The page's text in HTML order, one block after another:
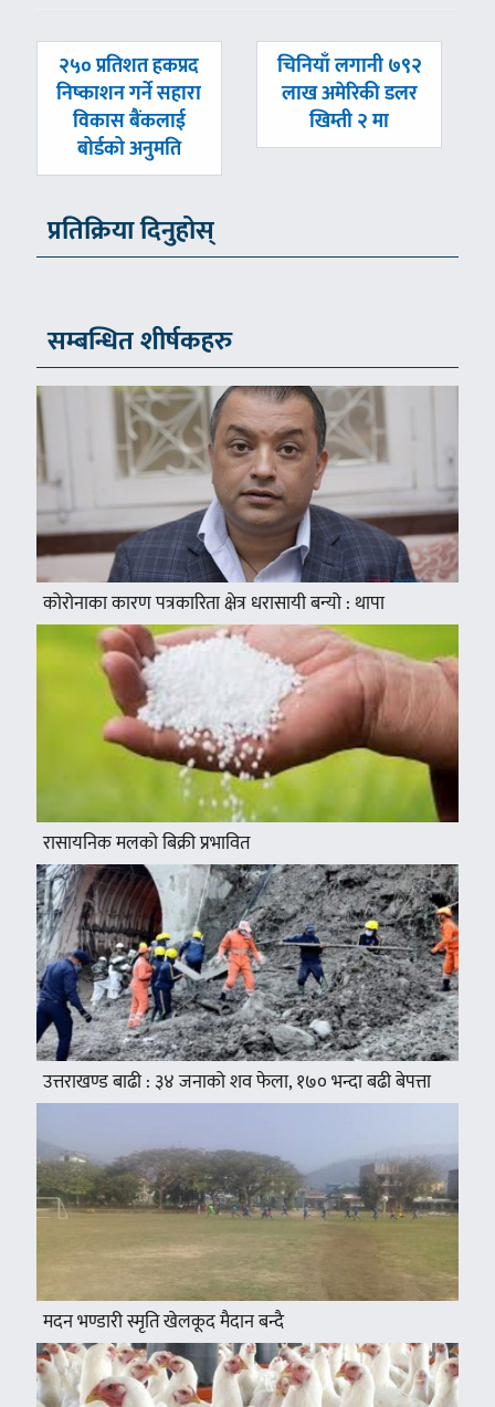
पछिल्लाे
-
२५० प्रतिशत हकप्रद
निष्काशन गर्ने सहारा
विकास बैंकलाई
बोर्डको अनुमति
अघिल्लाे
-
चिनियाँ लगानी ७९२
लाख अमेरिकी डलर
खिम्ती २ मा
प्रतिक्रिया दिनुहोस्
सम्बन्धित शीर्षकहरु
कोरोनाका कारण पत्रकारिता क्षेत्र धरासायी बन्यो : थापा
रासायनिक मलको बिक्री प्रभावित
उत्तराखण्ड बाढी : ३४ जनाको शव फेला, १७० भन्दा बढी बेपत्ता
मदन भण्डारी स्मृति खेलकूद मैदान बन्दै